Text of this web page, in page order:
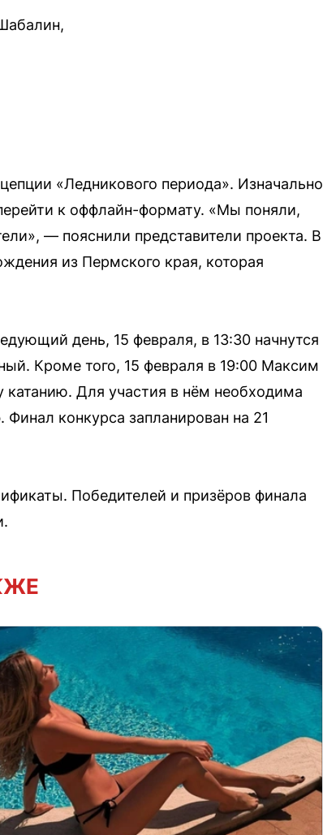
«Ледникового периода». Изначально
к оффлайн-формату. «Мы поняли,
— пояснили представители проекта. В
из Пермского края, которая
день, 15 февраля, в 13:30 начнутся
Кроме того, 15 февраля в 19:00 Максим
Для участия в нём необходима
конкурса запланирован на 21
Победителей и призёров финала